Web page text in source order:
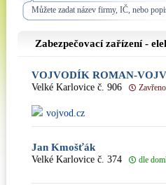
Můžete zadat název firmy, IČ, nebo
Zabezpečovací zařízení -
VOJVODÍK ROMAN-
Velké Karlovice č. 906 Zavřeno
vojvod.cz
Jan Kmošťák
Velké Karlovice č. 374 dle